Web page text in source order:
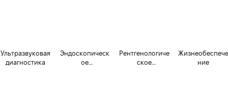
Ультразвуковая
диагностика
Эндоскопическ
ое
Рентгенологиче
ское
ние